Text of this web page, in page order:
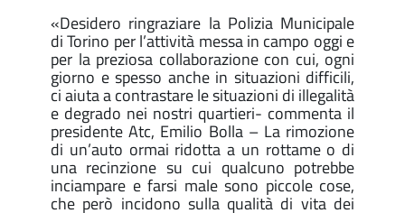
«Desidero ringraziare la Polizia Municipale
di Torino per l’attività messa in campo oggi e
per la preziosa collaborazione con cui, ogni
giorno e spesso anche in situazioni difficili,
ci aiuta a contrastare le situazioni di illegalità
e degrado nei nostri quartieri- commenta il
presidente Atc, Emilio Bolla – La rimozione
di un’auto ormai ridotta a un rottame o di
una recinzione su cui qualcuno potrebbe
inciampare e farsi male sono piccole cose,
che però incidono sulla qualità di vita dei